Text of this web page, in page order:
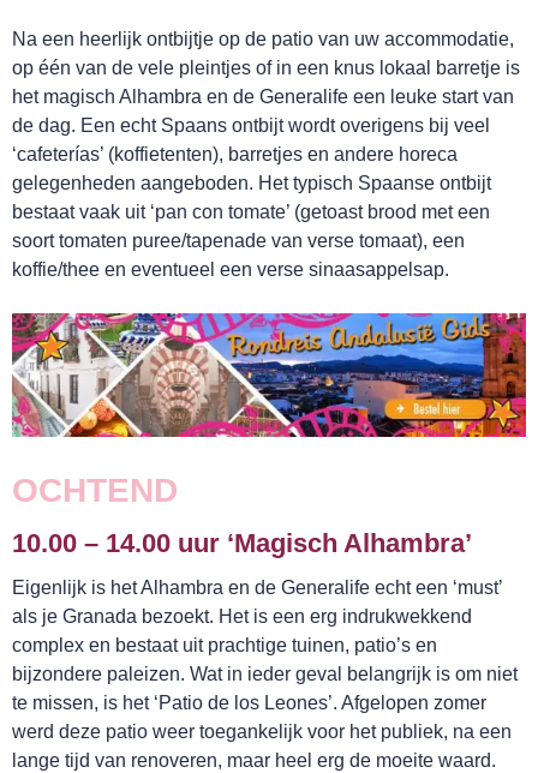
TOURS
Na een heerlijk ontbijtje op de patio van uw accommodatie,
op één van de vele pleintjes of in een knus lokaal barretje is
het magisch Alhambra en de Generalife een leuke start van
de dag. Een echt Spaans ontbijt wordt overigens bij veel
‘cafeterías’ (koffietenten), barretjes en andere horeca
gelegenheden aangeboden. Het typisch Spaanse ontbijt
bestaat vaak uit ‘pan con tomate’ (getoast brood met een
soort tomaten puree/tapenade van verse tomaat), een
koffie/thee en eventueel een verse sinaasappelsap.
OCHTEND
10.00 – 14.00 uur ‘Magisch Alhambra’
Eigenlijk is het Alhambra en de Generalife echt een ‘must’
als je Granada bezoekt. Het is een erg indrukwekkend
complex en bestaat uit prachtige tuinen, patio’s en
bijzondere paleizen. Wat in ieder geval belangrijk is om niet
te missen, is het ‘Patio de los Leones’. Afgelopen zomer
werd deze patio weer toegankelijk voor het publiek, na een
lange tijd van renoveren, maar heel erg de moeite waard.